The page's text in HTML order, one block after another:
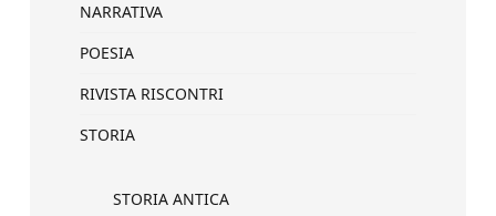
NARRATIVA
POESIA
RIVISTA RISCONTRI
STORIA
STORIA ANTICA